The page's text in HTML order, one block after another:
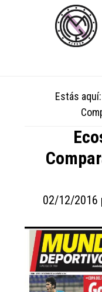
Estás aquí:
02/12/2016